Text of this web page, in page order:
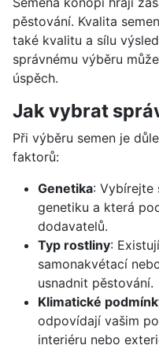
pěstování. Kvalita
také kvalitu a sílu
správnému výběru
úspěch.
Jak vybrat
Při výběru semen je
faktorů:
Genetika: Vybírejte
genetiku a která
dodavatelů.
Typ rostliny:
samonakvétací
usnadnit pěstování.
Klimatické
odpovídají vašim
interiéru nebo